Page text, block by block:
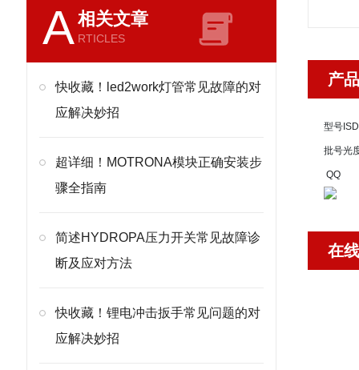
A相关文章
RTICLES
快收藏！led2work灯管常见故障的对
应解决妙招
超详细！MOTRONA模块正确安装步
骤全指南
简述HYDROPA压力开关常见故障诊
断及应对方法
快收藏！锂电冲击扳手常见问题的对
应解决妙招
产
型号
批号光
QQ
在